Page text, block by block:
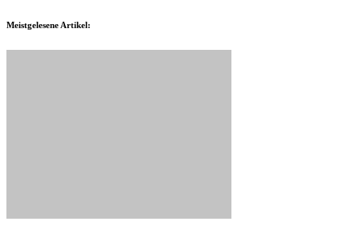
Meistgelesene Artikel: